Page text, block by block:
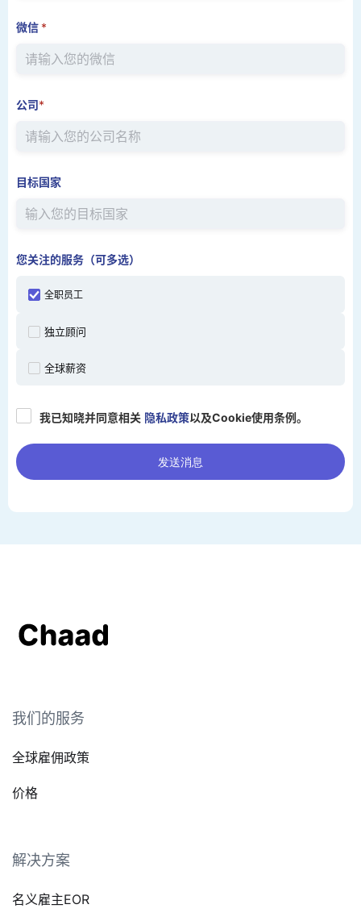
微信 *
公司*
目标国家
您关注的服务（可多选）
全职员工
独立顾问
全球薪资
我已知晓并同意相关 隐私政策以及Cookie使用条例。
我们的服务
全球雇佣政策
价格
解决方案
名义雇主EOR